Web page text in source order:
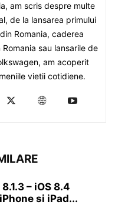
am scris despre multe
de la lansarea primului
Romania, caderea
sau lansarile de
am acoperit
vietii cotidiene.
– iOS 8.4
si iPad...